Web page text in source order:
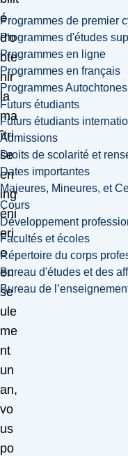
Programmes de premier
Programmes d'études
Programmes en ligne
Programmes en français
Programmes Autochtones
Futurs étudiants
Futurs étudiants
Admissions
Droits de scolarité et
Dates importantes
Majeures, Mineures, et
Cours
Développement
Facultés et écoles
Répertoire du corps
Bureau d'études et des
Bureau de
é
d'o
bte
nir
la
ma
îtri
se
en
ing
éni
eri
e
en
se
ule
me
nt
un
an,
vo
us
po